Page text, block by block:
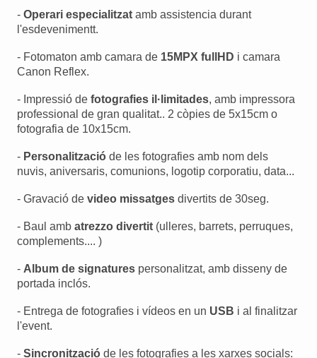
- Operari especialitzat amb assistencia durant
l'esdevenimentt.
- Fotomaton amb camara de 15MPX fullHD i camara
Canon Reflex.
- Impressió de fotografies il·limitades, amb impressora
professional de gran qualitat.. 2 còpies de 5x15cm o
fotografia de 10x15cm.
- Personalització de les fotografies amb nom dels
nuvis, aniversaris, comunions, logotip corporatiu, data...
- Gravació de video missatges divertits de 30seg.
- Baul amb atrezzo divertit (ulleres, barrets, perruques,
complements.... )
- Album de signatures personalitzat, amb disseny de
portada inclós.
- Entrega de fotografies i vídeos en un USB i al finalitzar
l'event.
- Sincronització de les fotografies a les xarxes socials: